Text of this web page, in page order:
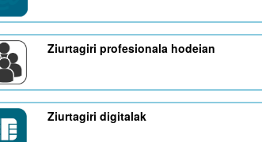
Ziurtagiri profesionala hodeian
Ziurtagiri digitalak